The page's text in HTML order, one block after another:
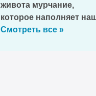
живота мурчание,
которое наполняет
сердце теплом и уютом!
Смотреть все »